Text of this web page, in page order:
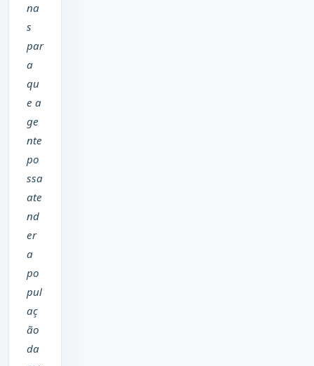
na
s
par
a
qu
e a
ge
nte
po
ssa
ate
nd
er
a
po
pul
aç
ão
da